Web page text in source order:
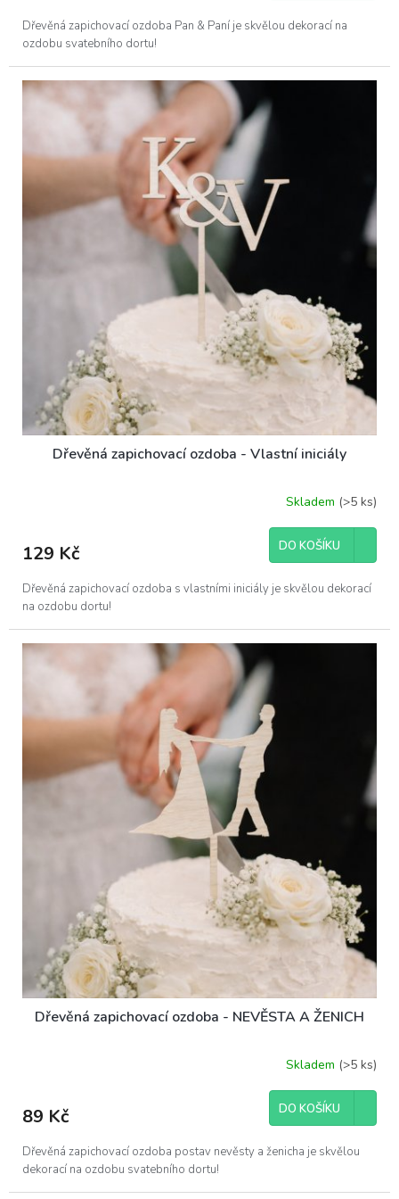
Dřevěná zapichovací ozdoba Pan & Paní je skvělou dekorací na
ozdobu svatebního dortu!
Dřevěná zapichovací ozdoba - Vlastní iniciály
Skladem (>5 ks)
129 Kč DO KOŠÍKU
Dřevěná zapichovací ozdoba s vlastními iniciály je skvělou dekorací
na ozdobu dortu!
Dřevěná zapichovací ozdoba - NEVĚSTA A ŽENICH
Skladem (>5 ks)
89 Kč DO KOŠÍKU
Dřevěná zapichovací ozdoba postav nevěsty a ženicha je skvělou
dekorací na ozdobu svatebního dortu!